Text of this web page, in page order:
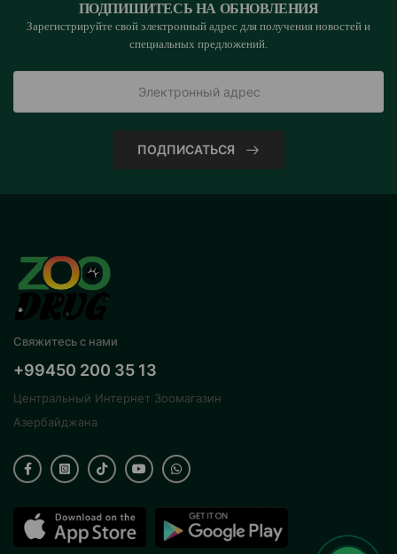
ПОДПИШИТЕСЬ НА ОБНОВЛЕНИЯ
Зарегистрируйте свой электронный адрес для получения новостей и
специальных предложений.
ПОДПИСАТЬСЯ
Свяжитесь с нами
+99450 200 35 13
Центральный Интернет Зоомагазин
Азербайджана